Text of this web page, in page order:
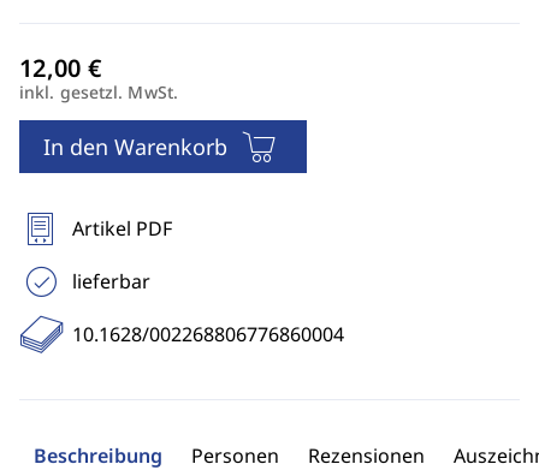
inkl. gesetzl. MwSt.
In den Warenkorb
Artikel PDF
lieferbar
10.1628/002268806776860004
Beschreibung Personen Rezensionen